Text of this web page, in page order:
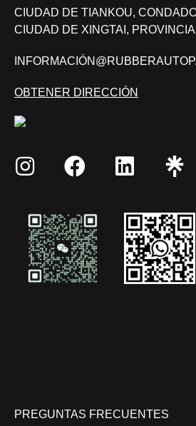
CIUDAD DE TIANKOU,
CIUDAD DE XINGTAI,
OBTENER DIRECCIÓN
PREGUNTAS FRECUENTES